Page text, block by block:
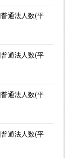
通法人数(平
通法人数(平
通法人数(平
通法人数(平